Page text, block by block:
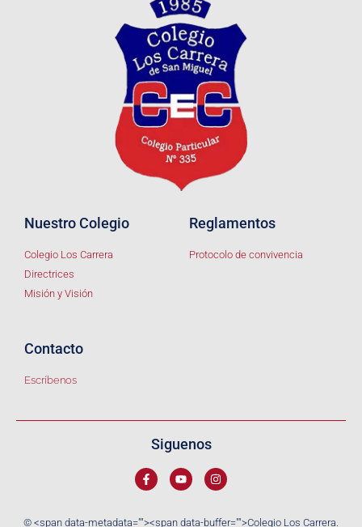
Nuestro Colegio
Colegio Los Carrera
Directrices
Misión y Visión
Reglamentos
Protocolo de convivencia
Contacto
Escríbenos
© <span data-metadata=""><span data-buffer="">Colegio Los Carrera.
Siguenos